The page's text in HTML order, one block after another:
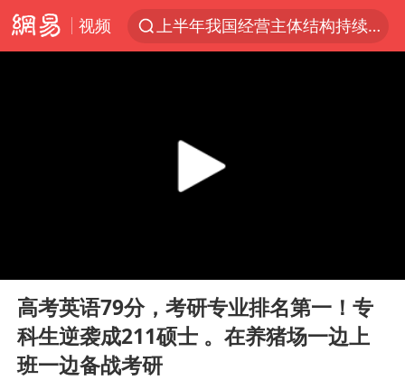
视频
上半年我国经营主体结构持续优化
2025年小学教师减少13.19万
王艺迪无缘横滨赛决赛
Play
高考英语79分，考研专业排名第一！专
科生逆袭成211硕士 。在养猪场一边上
班一边备战考研